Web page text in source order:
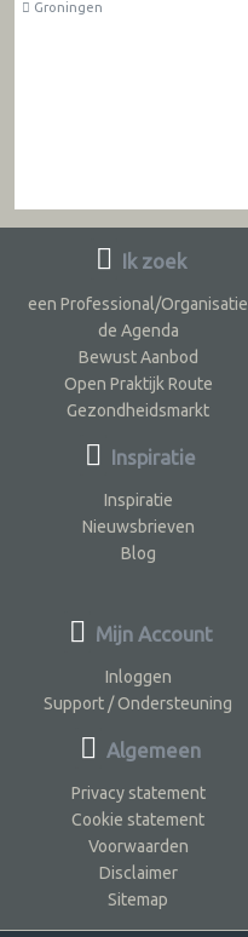
Groningen
Ik zoek
een Professional/Organisatie
de Agenda
Bewust Aanbod
Open Praktijk Route
Gezondheidsmarkt
Inspiratie
Inspiratie
Nieuwsbrieven
Blog
Mijn Account
Inloggen
Support / Ondersteuning
Algemeen
Privacy statement
Cookie statement
Voorwaarden
Disclaimer
Sitemap